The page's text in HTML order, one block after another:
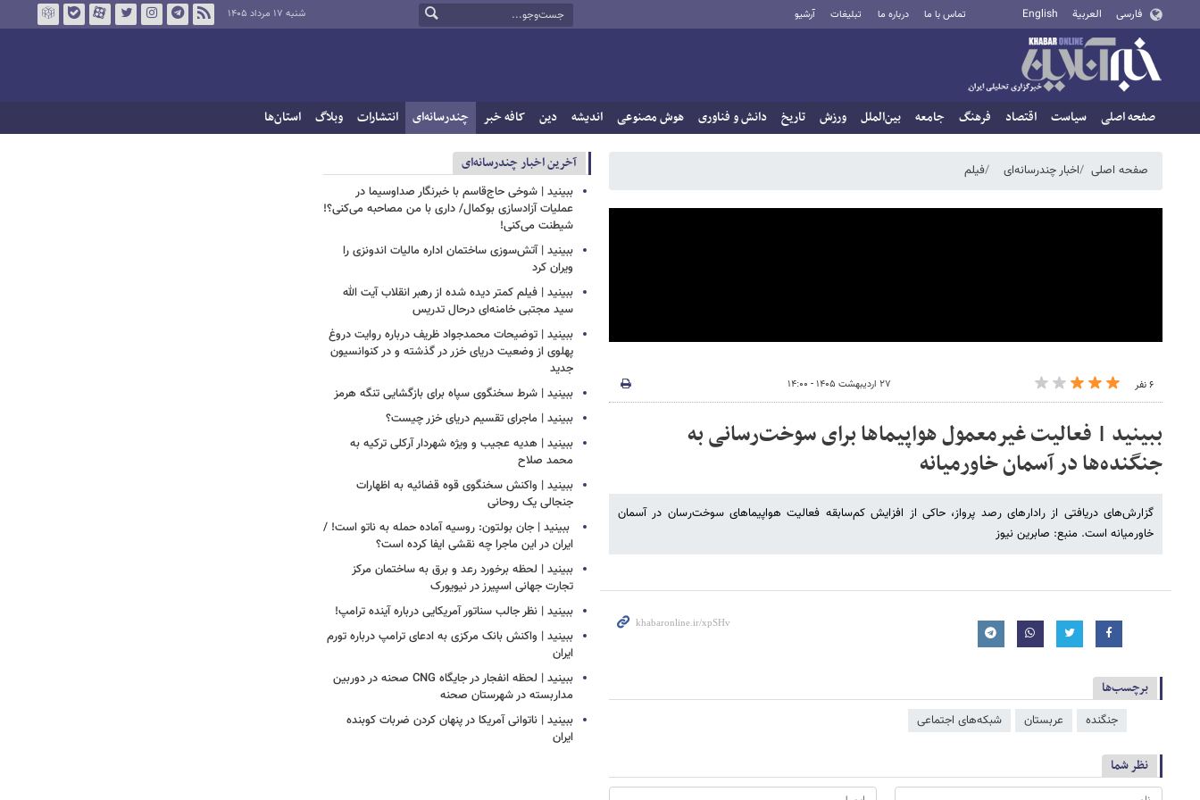
فارسی العربية English تماس با ما درباره ما تبلیغات آرشیو شنبه ۱۷ مرداد ۱۴۰۵
صفحه اصلی سیاست اقتصاد فرهنگ جامعه بین‌الملل ورزش تاریخ دانش و فناوری هوش مصنوعی اندیشه دین کافه خبر چندرسانه‌ای انتشارات وبلاگ استان‌ها
صفحه اصلی اخبار چندرسانه‌ای فیلم
۶ نفر ۲۷ اردیبهشت ۱۴۰۵ - ۱۴:۰۰
ببینید | فعالیت غیرمعمول هواپیماها برای سوخت‌رسانی به
جنگنده‌ها در آسمان خاورمیانه
گزارش‌های دریافتی از رادارهای رصد پرواز، حاکی از افزایش کم‌سابقه فعالیت هواپیماهای سوخت‌رسان در آسمان
خاورمیانه است. منبع: صابرین نیوز
برچسب‌ها
جنگنده عربستان شبکه‌‌های اجتماعی
نظر شما
آخرین اخبار چندرسانه‌ای
ببینید | شوخی حاج‌قاسم با خبرنگار صداوسیما در
عملیات آزادسازی بوکمال/ داری با من مصاحبه‌ می‌کنی؟!
شیطنت می‌کنی!
ببینید | آتش‌سوزی ساختمان اداره مالیات اندونزی را
ویران کرد
ببینید | فیلم کمتر دیده شده از رهبر انقلاب آیت الله
سید مجتبی خامنه‌ای درحال تدریس
ببینید | توضیحات محمدجواد ظریف درباره روایت دروغ
پهلوی از وضعیت دریای خزر در گذشته و در کنوانسیون
جدید
ببینید | شرط سخنگوی سپاه برای بازگشایی تنگه هرمز
ببینید | ماجرای تقسیم دریای خزر چیست؟
ببینید | هدیه عجیب و ویژه شهردار آرکلی ترکیه به
محمد صلاح
ببینید | واکنش سخنگوی قوه قضائیه به اظهارات
جنجالی یک روحانی
‏ ببینید | جان بولتون: روسیه آماده حمله به ناتو است! /
ایران در این ماجرا چه نقشی ایفا کرده است؟
ببینید | لحظه برخورد رعد و برق به ساختمان مرکز
تجارت جهانی اسپیرز در نیویورک
ببینید | نظر جالب سناتور آمریکایی درباره آینده ترامپ!
ببینید | واکنش بانک مرکزی به ادعای ترامپ درباره تورم
ایران
ببینید | لحظه انفجار در جایگاه CNG صحنه در دوربین
مداربسته در شهرستان صحنه
‏ببینید | ناتوانی آمریکا در پنهان کردن ضربات کوبنده
ایران